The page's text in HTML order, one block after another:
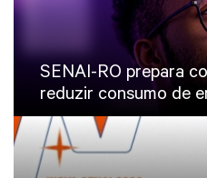
SENAI-RO prepara
reduzir consumo de